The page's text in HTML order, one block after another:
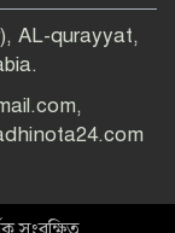
পরীক্ষা
আহ্বান
গায়ক নোবেলের
AL-qurayyat,